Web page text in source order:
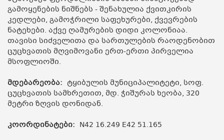
გამოყენების ნიშნებს - შენახულია ქვითკირის
კედლები, გამოჭრილი საფეხურები, ქვევრების
ნატეხები. აქვე ღამურების დიდი კოლონიაა.
თავისი სიძველითა და სართულების რაოდენობით
ცუცხვათის მღვიმოვანი ერთ-ერთი პირველია
მსოფლიოში.
მდებარეობა: ტყიბულის მუნიციპალიტეტი, სოფ.
ცუცხვათის სამხრეთით, მდ. ჭიშურას ხეობა, 320
მეტრი ზღვის დონიდან.
კოორდინატები: N42 16.249 E42 51.165